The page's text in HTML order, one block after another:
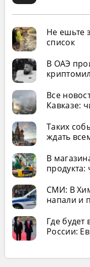
Не ешьте
список
В ОАЭ
Все
Кавказе:
Таких
ждать
В
продукта:
СМИ: В
напали и
Где
России: